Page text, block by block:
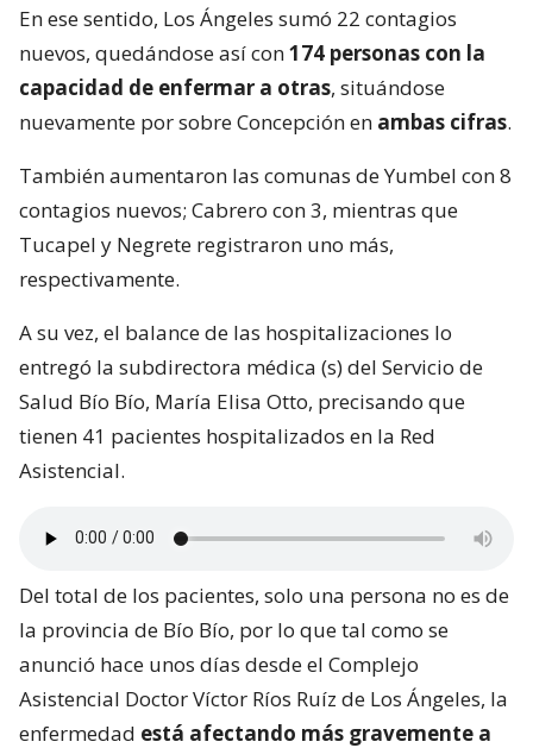
En ese sentido, Los Ángeles sumó 22 contagios
nuevos, quedándose así con174 personas con la
capacidad de enfermar a otras, situándose
nuevamente por sobre Concepción en ambas cifras.
También aumentaron las comunas de Yumbel con 8
contagios nuevos; Cabrero con 3, mientras que
Tucapel y Negrete registraron uno más,
respectivamente.
A su vez, el balance de las hospitalizaciones lo
entregó la subdirectora médica (s) del Servicio de
Salud Bío Bío, María Elisa Otto, precisando que
tienen 41 pacientes hospitalizados en la Red
Asistencial.
Del total de los pacientes, solo una persona no es de
la provincia de Bío Bío, por lo que tal como se
anunció hace unos días desde el Complejo
Asistencial Doctor Víctor Ríos Ruíz de Los Ángeles, la
enfermedad está afectando más gravemente a